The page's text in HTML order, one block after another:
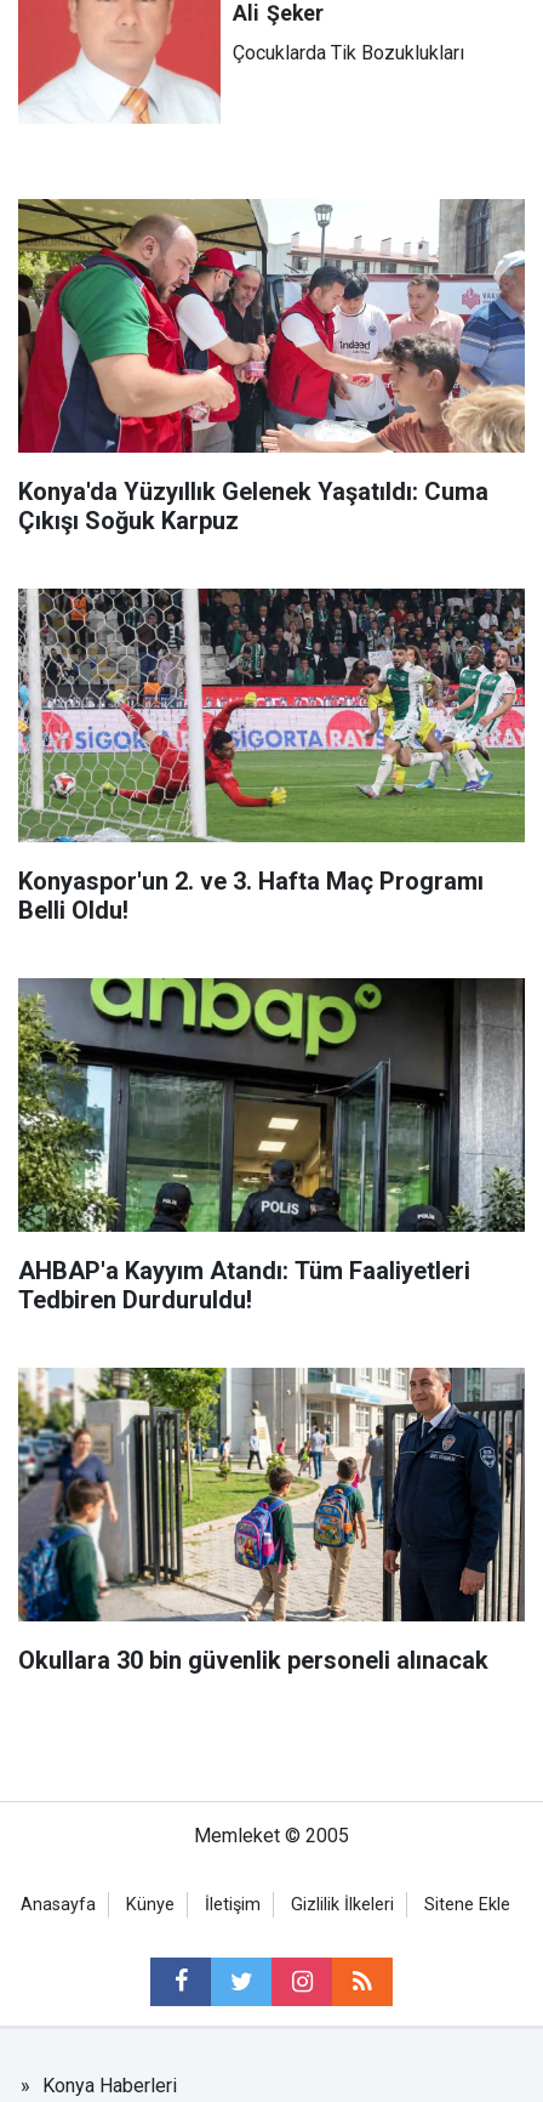
Ali Şeker
Çocuklarda Tik Bozuklukları
Konya'da Yüzyıllık Gelenek Yaşatıldı: Cuma
Çıkışı Soğuk Karpuz
Konyaspor'un 2. ve 3. Hafta Maç Programı
Belli Oldu!
AHBAP'a Kayyım Atandı: Tüm Faaliyetleri
Tedbiren Durduruldu!
Okullara 30 bin güvenlik personeli alınacak
Memleket © 2005
Anasayfa Künye İletişim Gizlilik İlkeleri Sitene Ekle
Konya Haberleri